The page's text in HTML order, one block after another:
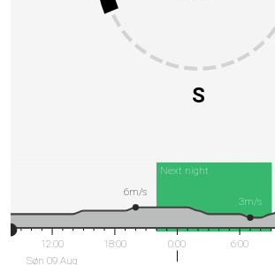
S
Next night
12:00
Søn 09 Aug
18:00 0:00 6:00
6m/s
3m/s